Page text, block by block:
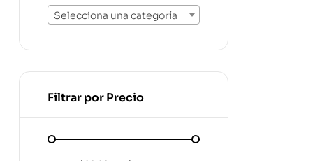
Selecciona una categoría
Filtrar por Precio